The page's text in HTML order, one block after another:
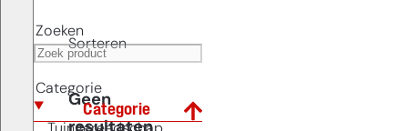
Zoeken
Categorie
Categorie
Sorteren
Geen